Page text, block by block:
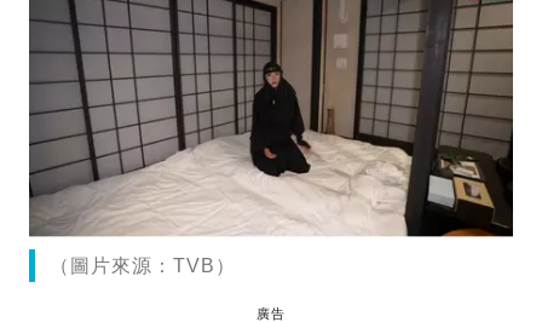
（圖片來源：TVB）
廣告